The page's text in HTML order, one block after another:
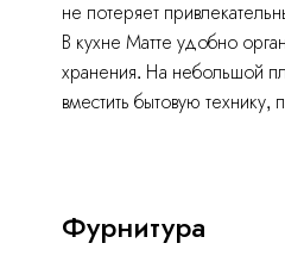
не потеряет
В кухне Матте удобно
хранения. На небольшой
вместить бытовую технику,
Фурнитура